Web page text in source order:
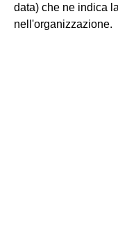
data) che ne indica
nell'organizzazione.